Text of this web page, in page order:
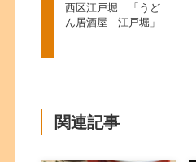
西区江戸堀 「うど
ん居酒屋 江戸堀」
関連記事